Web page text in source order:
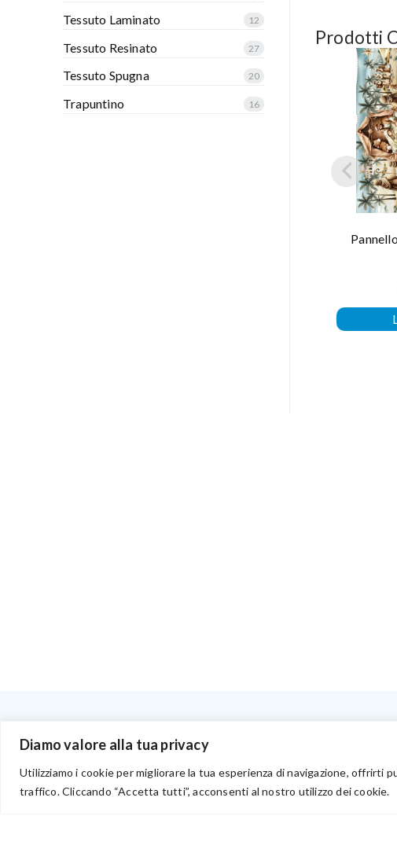
Diamo valore alla tua privacy
Utilizziamo i cookie per migliorare la tua esperienza di navigazione, offrirti
traffico. Cliccando “Accetta tutti”, acconsenti al nostro utilizzo dei cookie.
Prodotti
Tessuto Laminato 12
Tessuto Resinato 27
Tessuto Spugna 20
Trapuntino 16